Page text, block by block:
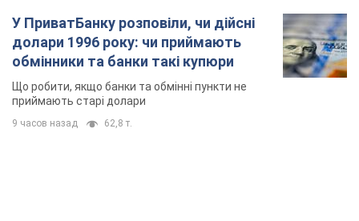
У ПриватБанку розповіли, чи дійсні
долари 1996 року: чи приймають
обмінники та банки такі купюри
Що робити, якщо банки та обмінні пункти не
приймають старі долари
9 часов назад 62,8 т.